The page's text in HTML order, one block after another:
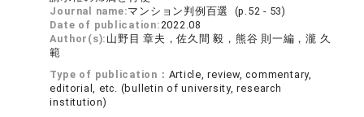
Journal name:マンション判例百選 (p.52 - 53)
Date of publication:2022.08
Author(s): 山野目 章夫，佐久間 毅，熊谷 則一編，瀧 久
範
Type of publication： Article, review, commentary,
editorial, etc. (bulletin of university, research
institution)